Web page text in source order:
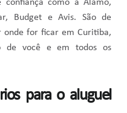
confiança como a Alamo,
Budget e Avis. São de
onde for ficar em Curitiba,
de você e em todos os
para o aluguel